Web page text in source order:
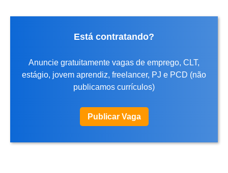
Está contratando?
Anuncie gratuitamente vagas de emprego, CLT,
estágio, jovem aprendiz, freelancer, PJ e PCD (não
publicamos currículos)
Publicar Vaga